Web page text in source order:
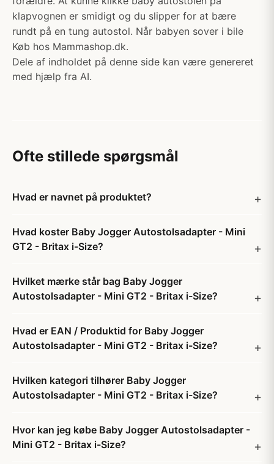
klapvognen er smidigt og du slipper for at bære
rundt på en tung autostol. Når babyen sover i bile
Køb hos Mammashop.dk.
Dele af indholdet på denne side kan være genereret
med hjælp fra AI.
Ofte stillede spørgsmål
Hvad er navnet på produktet?
Hvad koster Baby Jogger Autostolsadapter - Mini
GT2 - Britax i-Size?
Hvilket mærke står bag Baby Jogger
Autostolsadapter - Mini GT2 - Britax i-Size?
Hvad er EAN / Produktid for Baby Jogger
Autostolsadapter - Mini GT2 - Britax i-Size?
Hvilken kategori tilhører Baby Jogger
Autostolsadapter - Mini GT2 - Britax i-Size?
Hvor kan jeg købe Baby Jogger Autostolsadapter -
Mini GT2 - Britax i-Size?